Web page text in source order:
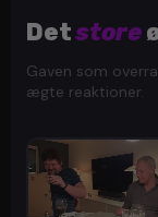
Detstore
Gaven som
ægte reaktioner.